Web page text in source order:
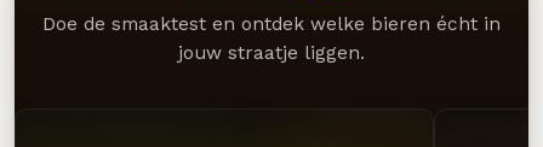
Doe de smaaktest en ontdek welke bieren écht in
jouw straatje liggen.